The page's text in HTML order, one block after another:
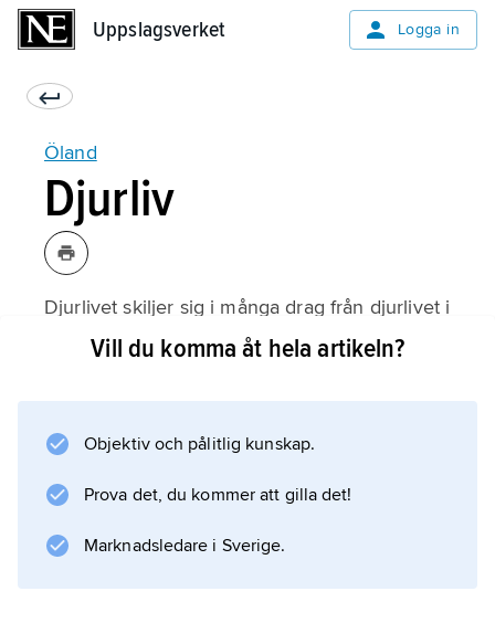
Uppslagsverket Logga in
Öland
Djurliv
Djurlivet skiljer sig i många drag från djurlivet i
övriga landskap; mest påtagligt är det i
häckar regelbundet. Under vår och höst
passerar stora mängder flyttfåglar, varvid även
Vill du komma åt hela artikeln?
Objektiv och pålitlig kunskap.
Prova det, du kommer att gilla det!
Marknadsledare i Sverige.